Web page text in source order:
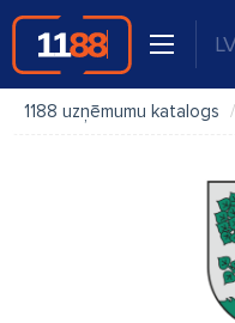
1188 uzņēmumu katalogs